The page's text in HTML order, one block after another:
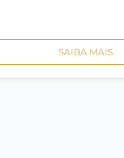
SAIBA MAIS